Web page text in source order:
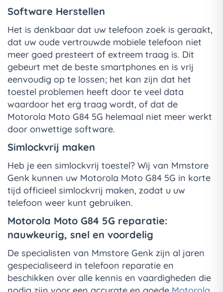
Software Herstellen
Het is denkbaar dat uw telefoon zoek is geraakt,
dat uw oude vertrouwde mobiele telefoon niet
meer goed presteert of extreem traag is. Dit
gebeurt met de beste smartphones en is vrij
eenvoudig op te lossen; het kan zijn dat het
toestel problemen heeft door te veel data
waardoor het erg traag wordt, of dat de
Motorola Moto G84 5G helemaal niet meer werkt
door onwettige software.
Simlockvrij maken
Heb je een simlockvrij toestel? Wij van Mmstore
Genk kunnen uw Motorola Moto G84 5G in korte
tijd officieel simlockvrij maken, zodat u uw
telefoon weer kunt gebruiken.
Motorola Moto G84 5G reparatie:
nauwkeurig, snel en voordelig
De specialisten van Mmstore Genk zijn al jaren
gespecialiseerd in telefoon reparatie en
beschikken over alle kennis en vaardigheden die